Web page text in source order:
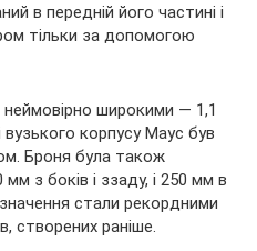
в передній його частині і
тільки за допомогою
широкими — 1,1
вузького корпусу Маус був
Броня була також
з боків і ззаду, і 250 мм в
значення стали рекордними
створених раніше.